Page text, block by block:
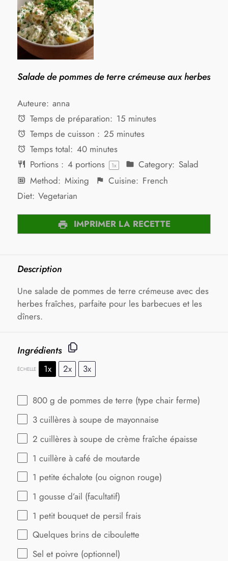
Salade de pommes de terre crémeuse aux herbes
Auteure: anna
Temps de préparation: 15 minutes
Temps de cuisson : 25 minutes
Temps total: 40 minutes
Portions : 4portions 1x Category: Salad
Method: Mixing Cuisine: French
Diet: Vegetarian
IMPRIMER LA RECETTE
Description
Une salade de pommes de terre crémeuse avec des
herbes fraîches, parfaite pour les barbecues et les
dîners.
Ingrédients
ÉCHELLE 1x 2x 3x
800 g de pommes de terre (type chair ferme)
3 cuillères à soupe de mayonnaise
2 cuillères à soupe de crème fraîche épaisse
1 cuillère à café de moutarde
1 petite échalote (ou oignon rouge)
1 gousse d’ail (facultatif)
1 petit bouquet de persil frais
Quelques brins de ciboulette
Sel et poivre (optionnel)